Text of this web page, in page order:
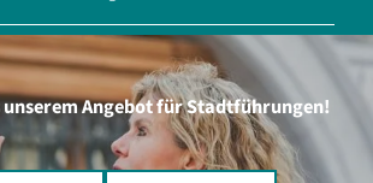
unserem Angebot für Stadtführungen!